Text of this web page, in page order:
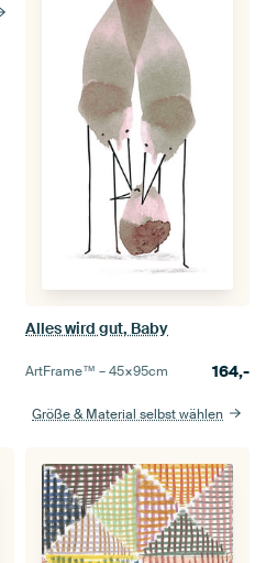
Alles wird gut, Baby
ArtFrame™ –45×95cm 164,-
Größe & Material selbst wählen